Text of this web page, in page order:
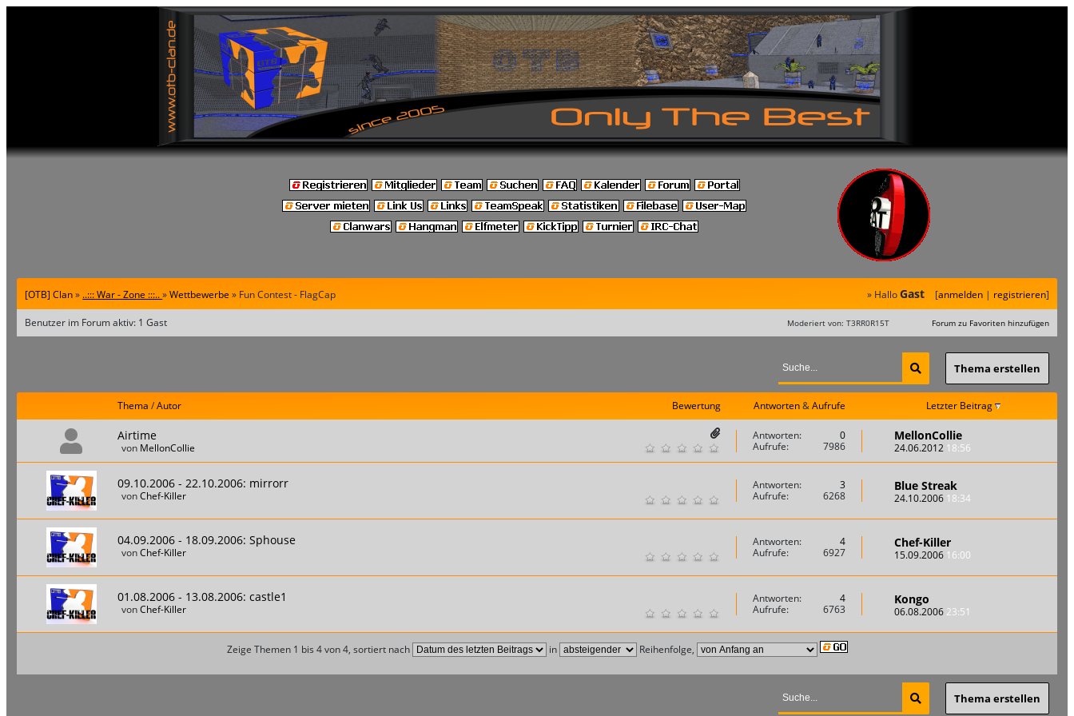
[OTB] Clan» ..::: War - Zone :::..»Wettbewerbe » Fun Contest - FlagCap » HalloGast [anmelden| registrieren]
Benutzer im Forum aktiv: 1 Gast Moderiert von: T3RR0R15T Forum zu Favoriten hinzufügen
Thema erstellen
Thema /Autor Bewertung Antworten&Aufrufe Letzter Beitrag
Airtime
von MellonCollie
Antworten:
0
Aufrufe:
7986
MellonCollie
24.06.2012 18:56
09.10.2006 - 22.10.2006: mirrorr
vonChef-Killer
Antworten:
3
Aufrufe:
6268
Blue Streak
24.10.2006 18:34
04.09.2006 - 18.09.2006: Sphouse
vonChef-Killer
Antworten:
4
Aufrufe:
6927
Chef-Killer
15.09.2006 16:00
01.08.2006 - 13.08.2006: castle1
vonChef-Killer
Antworten:
4
Aufrufe:
6763
Kongo
06.08.2006 23:51
Zeige Themen 1 bis 4 von 4, sortiert nach in Reihenfolge,
Thema erstellen